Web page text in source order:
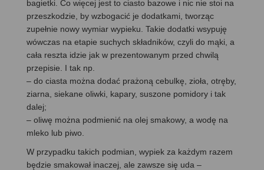
bagietki. Co więcej jest to ciasto bazowe i nic nie stoi na
przeszkodzie, by wzbogacić je dodatkami, tworząc
zupełnie nowy wymiar wypieku. Takie dodatki wsypuję
wówczas na etapie suchych składników, czyli do mąki, a
cała reszta idzie jak w prezentowanym przed chwilą
przepisie. I tak np.
– do ciasta można dodać prażoną cebulkę, zioła, otręby,
ziarna, siekane oliwki, kapary, suszone pomidory i tak
dalej;
– oliwę można podmienić na olej smakowy, a wodę na
mleko lub piwo.
W przypadku takich podmian, wypiek za każdym razem
będzie smakował inaczej, ale zawsze się uda –